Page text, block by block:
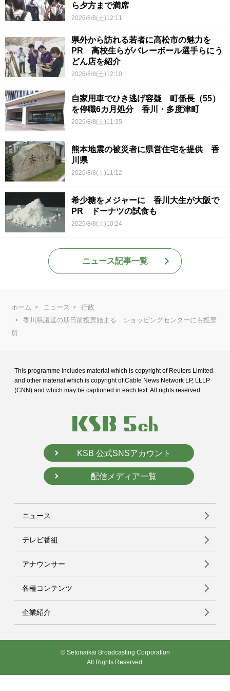
ら夕方まで満席
2026/8/8(土)12:11
県外から訪れる若者に高松市の魅力を
PR 高校生らがバレーボール選手らにう
どん店を紹介
2026/8/8(土)12:10
自家用車でひき逃げ容疑 町係長（55）
を停職6カ月処分 香川・多度津町
2026/8/8(土)11:35
熊本地震の被災者に県営住宅を提供 香
川県
2026/8/8(土)11:12
希少糖をメジャーに 香川大生が大阪で
PR ドーナツの試食も
2026/8/8(土)10:24
ニュース記事一覧
ホーム ニュース
行政
香川県議選の期日前投票始まる ショッピングセンターにも投票
所
This programme includes material which is copyright of Reuters Limited
and other material which is copyright of Cable News Network LP, LLLP
(CNN) and which may be captioned in each text. All rights reserved.
KSB 公式SNSアカウント
配信メディア一覧
ニュース
テレビ番組
アナウンサー
各種コンテンツ
企業紹介
© Setonaikai Broadcasting Corporation
All Rights Reserved.